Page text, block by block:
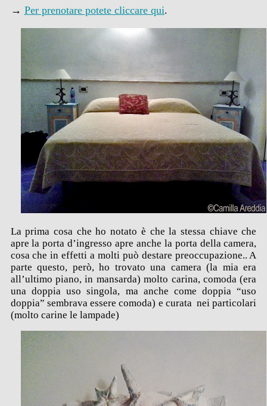
→ Per prenotare potete cliccare qui.
La prima cosa che ho notato è che la stessa chiave che
apre la porta d’ingresso apre anche la porta della camera,
cosa che in effetti a molti può destare preoccupazione.. A
parte questo, però, ho trovato una camera (la mia era
all’ultimo piano, in mansarda) molto carina, comoda (era
una doppia uso singola, ma anche come doppia “uso
doppia” sembrava essere comoda) e curata nei particolari
(molto carine le lampade)